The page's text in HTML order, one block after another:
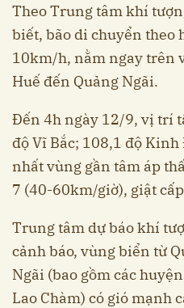
Theo Trung tâm khí
biết, bão di chuyển theo
10km/h, nằm ngay trên
Huế đến Quảng Ngãi.
Đến 4h ngày 12/9, vị trí
độ Vĩ Bắc; 108,1 độ
nhất vùng gần tâm áp
7 (40-60km/giờ), giật
Trung tâm dự báo khí
cảnh báo, vùng biển từ
Ngãi (bao gồm các
Lao Chàm) có gió mạnh